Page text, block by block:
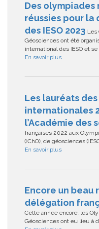
Des
réussies pour
des IESO 2023 Les
Géosciences ont été
international des IESO et se
En savoir plus
Les lauréats
internationales
l’Académie des
françaises 2022 aux
(IChO), de géosciences
En savoir plus
Encore un beau
délégation
Cette année encore, les
Géosciences ont eu lieu à